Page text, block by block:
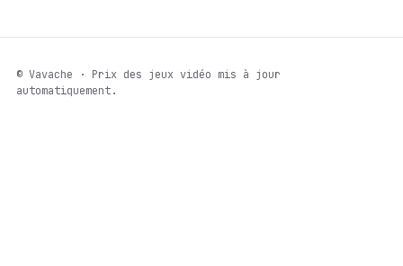
© Vavache · Prix des jeux vidéo mis à jour
automatiquement.